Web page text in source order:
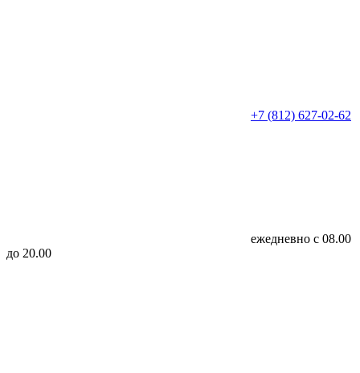
+7 (812) 627-02-62
ежедневно с 08.00
до 20.00